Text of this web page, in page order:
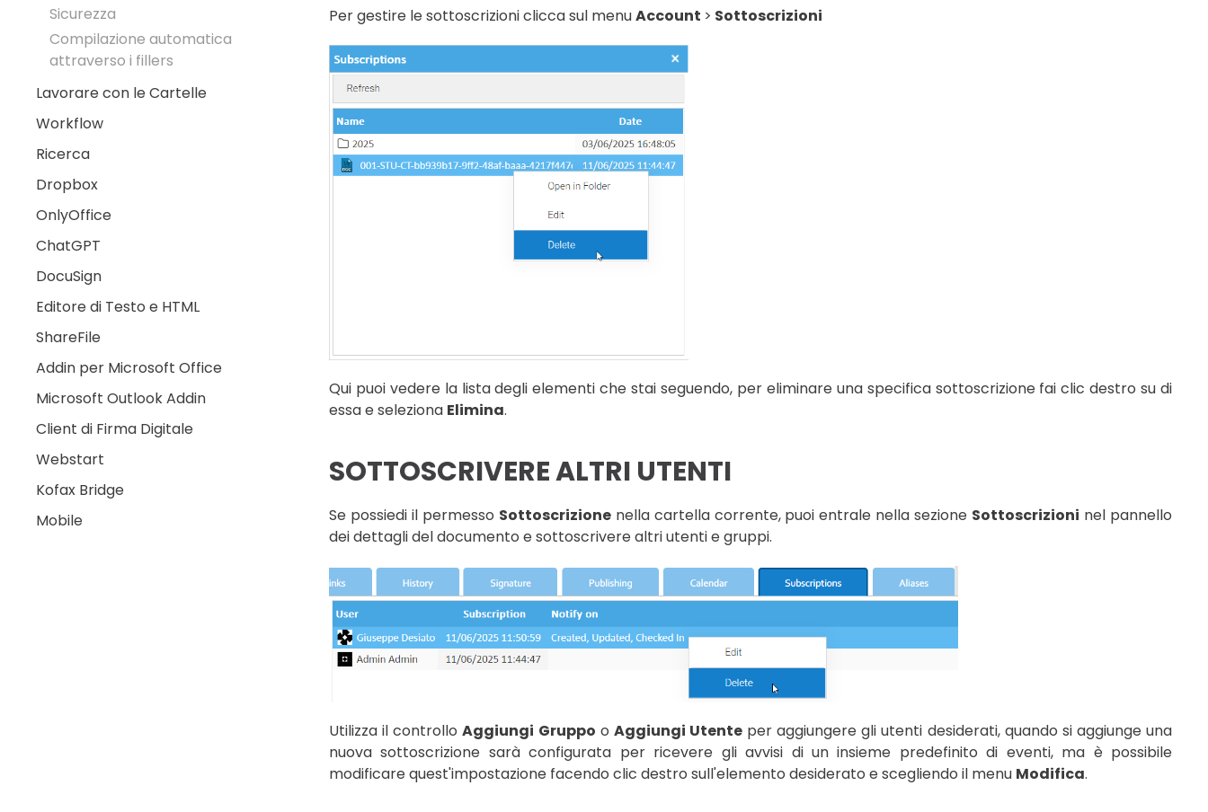
Per gestire le sottoscrizioni clicca sul menuAccount > Sottoscrizioni
Qui puoi vedere la lista degli elementi che stai seguendo, per eliminare una specifica sottoscrizione fai clic destro su di
essa e seleziona Elimina.
SOTTOSCRIVERE ALTRI UTENTI
Se possiedi il permesso Sottoscrizionenella cartella corrente, puoi entrale nella sezione Sottoscrizioni nel pannello
dei dettagli del documento e sottoscrivere altri utenti e gruppi.
Utilizza il controlloAggiungi Gruppo o Aggiungi Utenteper aggiungere gli utenti desiderati, quando si aggiunge una
nuova sottoscrizione sarà configurata per ricevere gli avvisi di un insieme predefinito di eventi, ma è possibile
modificare quest'impostazione facendo clic destro sull'elemento desiderato e scegliendo il menu Modifica.
Sicurezza
Compilazione automatica
attraverso i fillers
Lavorare con le Cartelle
Workflow
Ricerca
Dropbox
OnlyOffice
ChatGPT
DocuSign
Editore di Testo e HTML
ShareFile
Addin per Microsoft Office
Microsoft Outlook Addin
Client di Firma Digitale
Webstart
Kofax Bridge
Mobile